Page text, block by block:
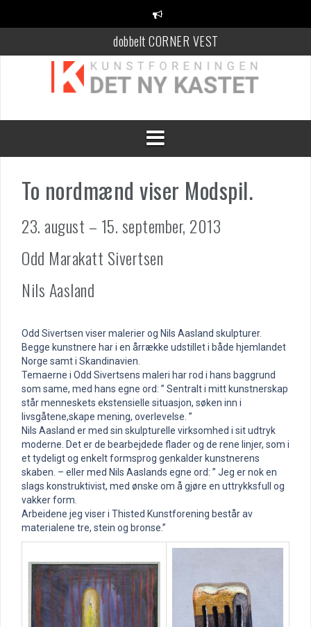
dobbelt CORNER VEST
KANT Festival
100 Danske Keramikere
To nordmænd viser Modspil.
23. august – 15. september, 2013
Odd Marakatt Sivertsen
Nils Aasland
Odd Sivertsen viser malerier og Nils Aasland skulpturer.
Begge kunstnere har i en årrække udstillet i både hjemlandet
Norge samt i Skandinavien.
Temaerne i Odd Sivertsens maleri har rod i hans baggrund
som same, med hans egne ord: ” Sentralt i mitt kunstnerskap
står menneskets ekstensielle situasjon, søken inn i
livsgåtene,skape mening, overlevelse. ”
Nils Aasland er med sin skulpturelle virksomhed i sit udtryk
moderne. Det er de bearbejdede flader og de rene linjer, som i
et tydeligt og enkelt formsprog genkalder kunstnerens
skaben. – eller med Nils Aaslands egne ord: ” Jeg er nok en
slags konstruktivist, med ønske om å gjøre en uttrykksfull og
vakker form.
Arbeidene jeg viser i Thisted Kunstforening består av
materialene tre, stein og bronse.”